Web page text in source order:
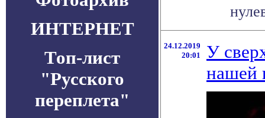
ИНТЕРНЕТ
Топ-лист
"Русского
переплета"
24.12.2019
20:01
У
нашей